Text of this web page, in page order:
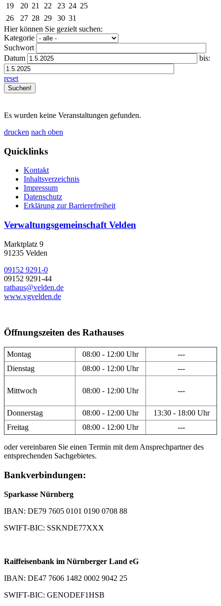
19
20 21 22 23 24 25
26
27 28 29 30 31
Hier können Sie gezielt suchen:
Kategorie
Suchwort
Datum
bis:
reset
Es wurden keine Veranstaltungen gefunden.
drucken nach oben
Quicklinks
Kontakt
Inhaltsverzeichnis
Impressum
Datenschutz
Erklärung zur Barrierefreiheit
Verwaltungsgemeinschaft Velden
Marktplatz 9
91235 Velden
09152 9291-0
09152 9291-44
rathaus@velden.de
www.vgvelden.de
Öffnungszeiten des Rathauses
Montag 08:00 - 12:00 Uhr
---
Dienstag
08:00 - 12:00 Uhr ---
Mittwoch 08:00 - 12:00 Uhr ---
Donnerstag 08:00 - 12:00 Uhr
13:30 - 18:00 Uhr
Freitag
08:00 - 12:00 Uhr ---
oder vereinbaren Sie einen Termin mit dem Ansprechpartner des
entsprechenden Sachgebietes.
Bankverbindungen:
Sparkasse Nürnberg
IBAN: DE79 7605 0101 0190 0708 88
SWIFT-BIC: SSKNDE77XXX
Raiffeisenbank im Nürnberger Land eG
IBAN: DE47 7606 1482 0002 9042 25
SWIFT-BIC: GENODEF1HSB